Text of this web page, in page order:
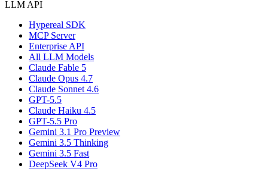
LLM API
Hypereal SDK
MCP Server
Enterprise API
All LLM Models
Claude Fable 5
Claude Opus 4.7
Claude Sonnet 4.6
GPT-5.5
Claude Haiku 4.5
GPT-5.5 Pro
Gemini 3.1 Pro Preview
Gemini 3.5 Thinking
Gemini 3.5 Fast
DeepSeek V4 Pro